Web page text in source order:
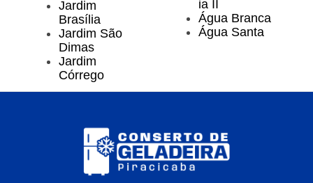
Jardim
Brasília
Jardim São
Dimas
Jardim
Córrego
ia II
Água Branca
Água Santa